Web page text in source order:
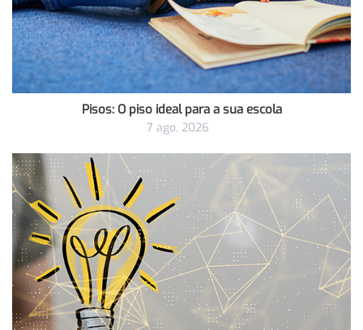
Pisos: O piso ideal para a sua escola
7 ago, 2026